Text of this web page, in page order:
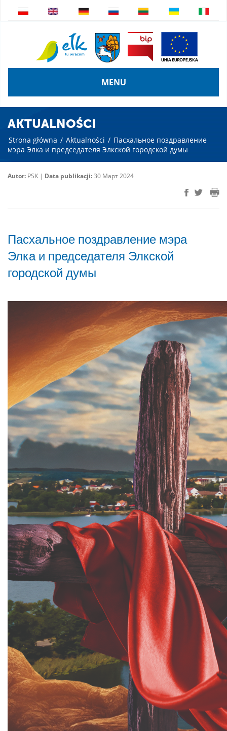
MENU
AKTUALNOŚCI
Strona główna / Aktualności / Пасхальное поздравление
мэра Элка и председателя Элкской городской думы
Autor: PSK | Data publikacji:30 Март 2024
Пасхальное поздравление мэра
Элка и председателя Элкской
городской думы